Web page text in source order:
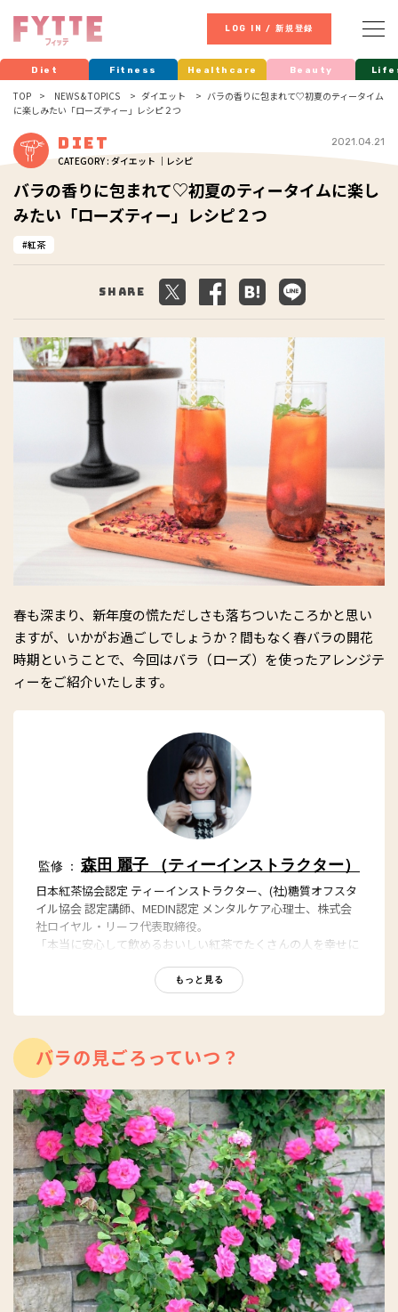
LOG IN / 新規登録
Diet Fitness Healthcare Beauty
TOP NEWS & TOPICS ダイエット
バラの香りに包まれて♡初夏のティータイム
に楽しみたい「ローズティー」レシピ２つ
Diet
CATEGORY : ダイエット ｜レシピ
2021.04.21
バラの香りに包まれて♡初夏のティータイムに楽し
みたい「ローズティー」レシピ２つ
紅茶
Share
春も深まり、新年度の慌ただしさも落ちついたころかと思い
ますが、いかがお過ごしでしょうか？間もなく春バラの開花
時期ということで、今回はバラ（ローズ）を使ったアレンジテ
ィーをご紹介いたします。
監修 ： 森田 麗子 （ティーインストラクター）
日本紅茶協会認定 ティーインストラクター、(社)糖質オフスタ
イル協会 認定講師、MEDIN認定 メンタルケア心理士、株式会
社ロイヤル・リーフ代表取締役。
「本当に安心して飲めるおいしい紅茶でたくさんの人を幸せに
ィーブランド「ROYAL LEAF TEA」を立ち上げる。美と健康に
とことんこだわったお茶は女性を中心に支持されている。現在
はティーレシピ監修、紅茶教室、オンライン講座を開催し紅茶
ROYAL LEAF TEA
もっと見る
バラの見ごろっていつ？